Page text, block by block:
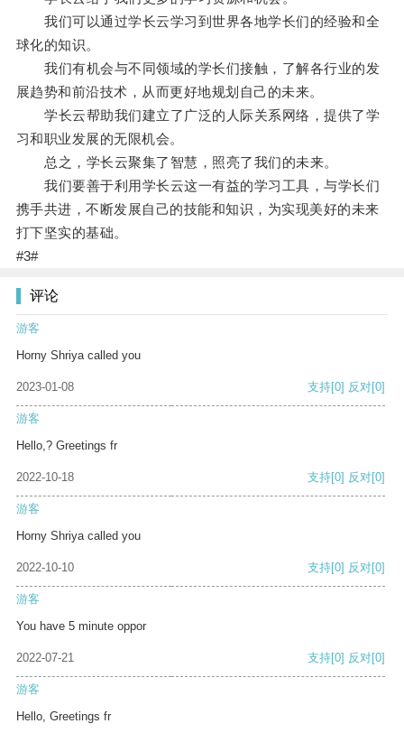
我们可以通过学长云学习到世界各地学长们的经验和全
球化的知识。
我们有机会与不同领域的学长们接触，了解各行业的发
展趋势和前沿技术，从而更好地规划自己的未来。
学长云帮助我们建立了广泛的人际关系网络，提供了学
习和职业发展的无限机会。
总之，学长云聚集了智慧，照亮了我们的未来。
我们要善于利用学长云这一有益的学习工具，与学长们
携手共进，不断发展自己的技能和知识，为实现美好的未来
打下坚实的基础。
#3#
评论
游客
Horny Shriya called you
2023-01-08 支持[0] 反对[0]
游客
Hello,? Greetings fr
2022-10-18 支持[0] 反对[0]
游客
Horny Shriya called you
2022-10-10 支持[0] 反对[0]
游客
You have 5 minute oppor
2022-07-21 支持[0] 反对[0]
游客
Hello, Greetings fr